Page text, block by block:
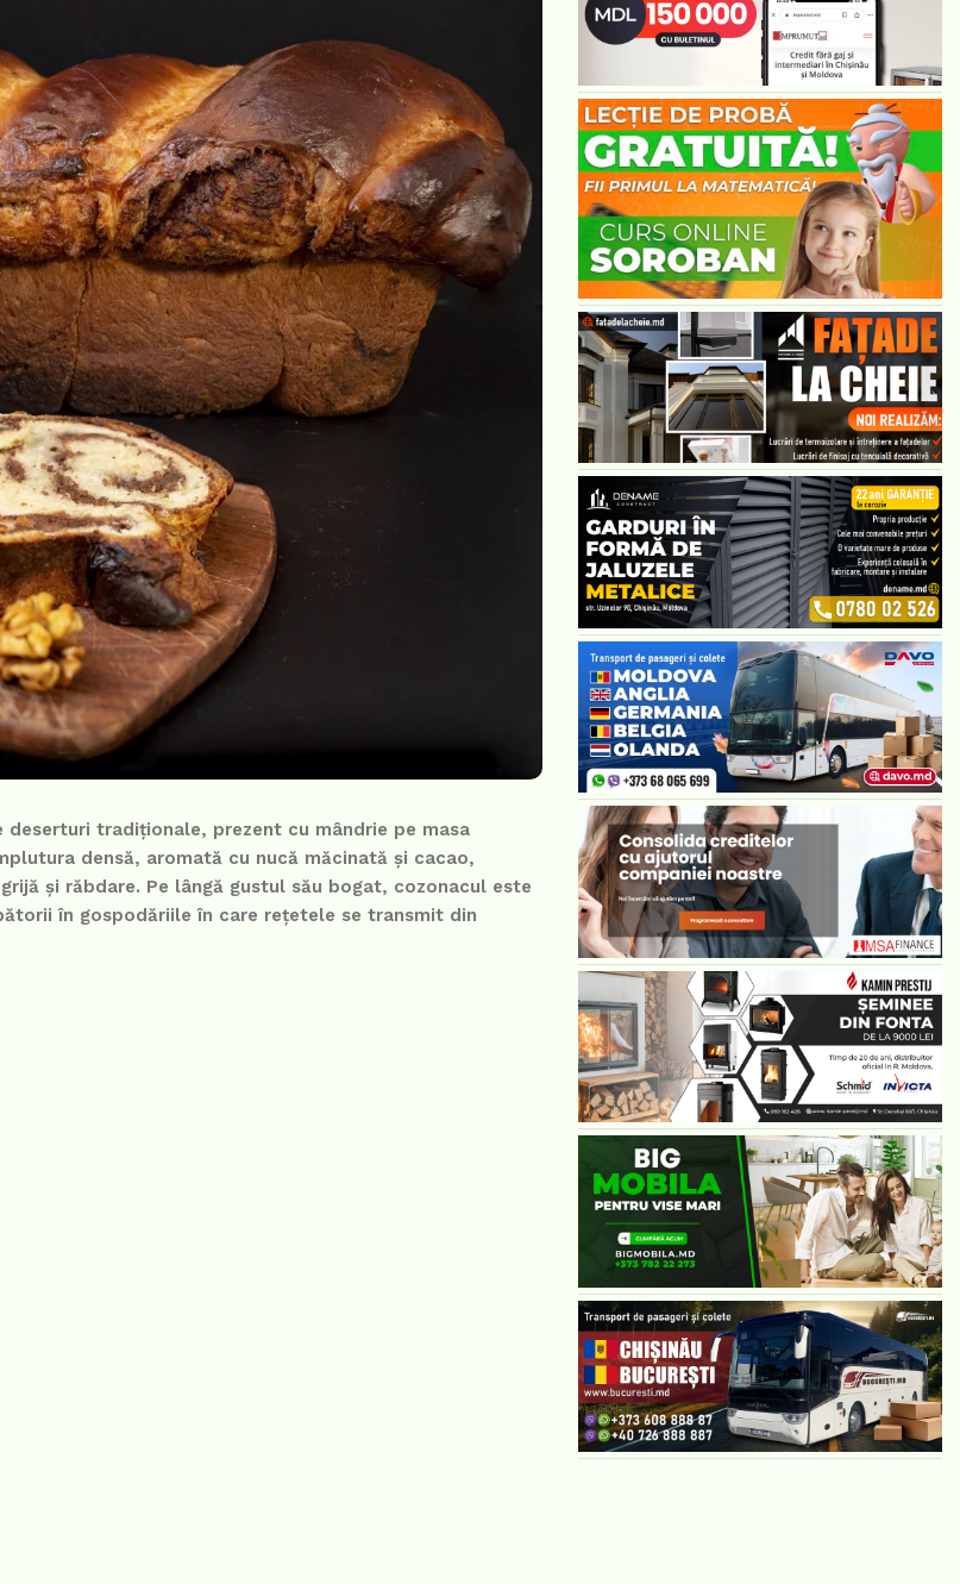
tradiționale, prezent cu mândrie pe masa
densă, aromată cu nucă măcinată și cacao,
și răbdare. Pe lângă gustul său bogat, cozonacul este
în gospodăriile în care rețetele se transmit din